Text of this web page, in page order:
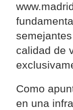
calidad de
Como
en una